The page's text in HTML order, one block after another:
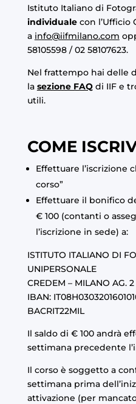
Istituto Italiano di
individuale con l’Ufficio
a info@iifmilano.com
58105598 / 02 58107623.
Nel frattempo hai delle
la sezione FAQ di IIF e
utili.
COME
Effettuare l’iscrizione
corso”
Effettuare il bonifico
€ 100 (contanti o
l’iscrizione in sede) a:
ISTITUTO ITALIANO DI
UNIPERSONALE
CREDEM – MILANO AG. 2
IBAN:
BACRIT22MIL
Il saldo di € 100 andrà
settimana precedente
Il corso è soggetto a
settimana prima
attivazione (per